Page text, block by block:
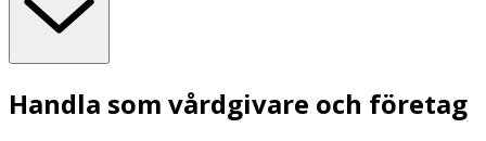
Handla som vårdgivare och företag